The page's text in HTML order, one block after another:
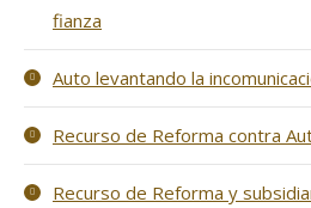
fianza
Auto levantando la
Recurso de Reforma contra
Recurso de Reforma y